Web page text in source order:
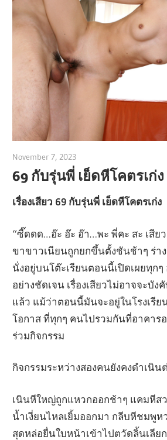
November 7, 2023
69 กับรุ่นพี่ เย็ดหีโคตรเก่ง
เรื่องเสียว 69 กับรุ่นพี่ เย็ดหีโคตรเก่ง
“ซี๊ดดด…อ๊ะ อ๊ะ อ๊า…พะ พี่คะ สะ เสีย
ขาขาวเนียนถูกยกขึ้นตั้งชันช้าๆ ร่า
นั่งอยู่บนโต๊ะเรียนตอนนี้เปิดเผยทุกๆ
อย่างชัดเจน เรื่องเสียวไม่อาจจะบั
แล้ว แม้ว่าตอนนี้มันจะอยู่ในโรงเรีย
โอกาส ที่ทุกๆ คนไปรวมกันที่อาคารอ
ร่วมกิจกรรม
กิจกรรมระหว่างสองคนยังคงดำเนิน
เนินหีใหญ่ถูกแหวกออกช้าๆ แคมหีส
น้ำเงี่ยนไหลเยิ้มออกมา กลีบหีชมพู
สุดหล่อยื่นใบหน้าเข้าไปตวัดลิ้นเลีย